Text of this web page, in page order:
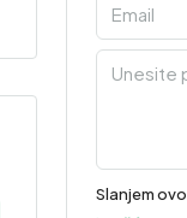
Slanjem